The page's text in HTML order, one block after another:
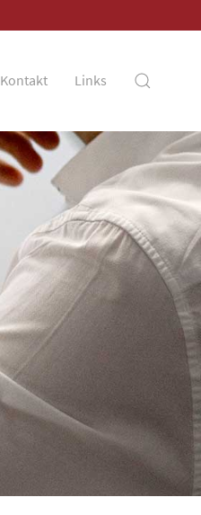
Kontakt Links